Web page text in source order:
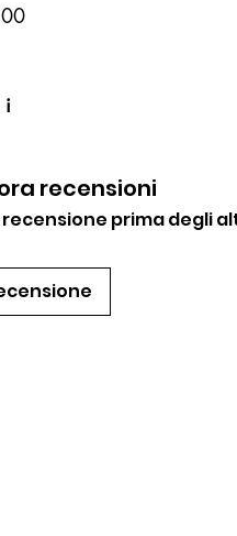
i
recensioni
recensione prima degli